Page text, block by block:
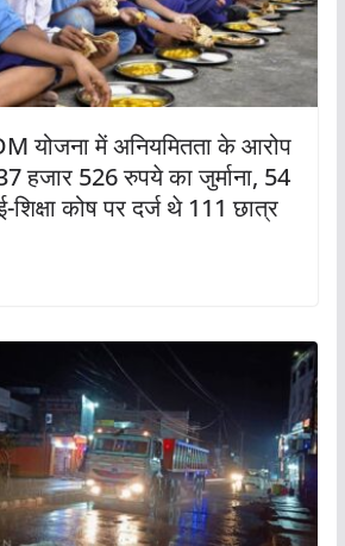
योजना में अनियमितता के आरोप
हजार 526 रुपये का जुर्माना, 54
शिक्षा कोष पर दर्ज थे 111 छात्र